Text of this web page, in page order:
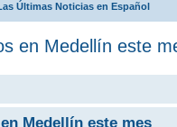
Últimas Noticias en Español
en Medellín este
Medellín este mes